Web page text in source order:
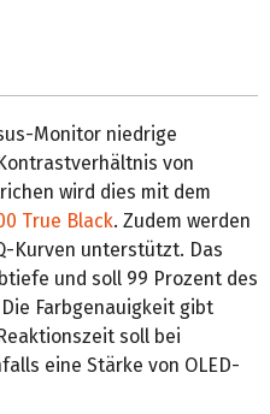
Monitor niedrige
von
wird dies mit dem
True Black. Zudem werden
Kurven unterstützt. Das
und soll 99 Prozent des
Farbgenauigkeit gibt
soll bei
eine Stärke von OLED-